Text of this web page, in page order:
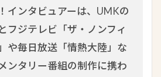
インタビュアーは、UMKの
フジテレビ「ザ・ノンフィ
や毎日放送「情熱大陸」な
ンタリー番組の制作に携わ